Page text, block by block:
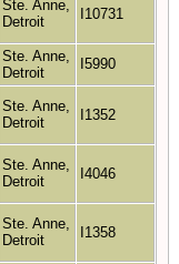
Ste. Anne,
Detroit
I10731
Ste. Anne,
Detroit
I5990
Ste. Anne,
Detroit
I1352
Ste. Anne,
Detroit
I4046
Ste. Anne,
Detroit
I1358